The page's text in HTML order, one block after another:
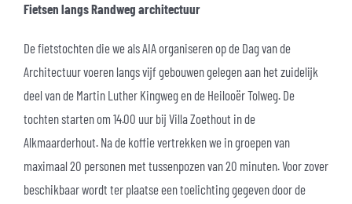
Fietsen langs Randweg architectuur
De fietstochten die we als AIA organiseren op de Dag van de
Architectuur voeren langs vijf gebouwen gelegen aan het zuidelijk
deel van de Martin Luther Kingweg en de Heilooër Tolweg. De
tochten starten om 14.00 uur bij Villa Zoethout in de
Alkmaarderhout. Na de koffie vertrekken we in groepen van
maximaal 20 personen met tussenpozen van 20 minuten. Voor zover
beschikbaar wordt ter plaatse een toelichting gegeven door de